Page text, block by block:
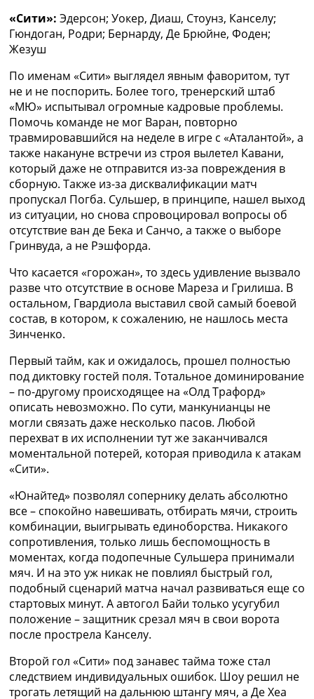
«Сити»: Эдерсон; Уокер, Диаш, Стоунз, Канселу;
Гюндоган, Родри; Бернарду, Де Брюйне, Фоден;
Жезуш
По именам «Сити» выглядел явным фаворитом, тут
не и не поспорить. Более того, тренерский штаб
«МЮ» испытывал огромные кадровые проблемы.
Помочь команде не мог Варан, повторно
травмировавшийся на неделе в игре с «Аталантой», а
также накануне встречи из строя вылетел Кавани,
который даже не отправится из-за повреждения в
сборную. Также из-за дисквалификации матч
пропускал Погба. Сульшер, в принципе, нашел выход
из ситуации, но снова спровоцировал вопросы об
отсутствие ван де Бека и Санчо, а также о выборе
Гринвуда, а не Рэшфорда.
Что касается «горожан», то здесь удивление вызвало
разве что отсутствие в основе Мареза и Грилиша. В
остальном, Гвардиола выставил свой самый боевой
состав, в котором, к сожалению, не нашлось места
Зинченко.
Первый тайм, как и ожидалось, прошел полностью
под диктовку гостей поля. Тотальное доминирование
– по-другому происходящее на «Олд Трафорд»
описать невозможно. По сути, манкунианцы не
могли связать даже несколько пасов. Любой
перехват в их исполнении тут же заканчивался
моментальной потерей, которая приводила к атакам
«Сити».
«Юнайтед» позволял сопернику делать абсолютно
все – спокойно навешивать, отбирать мячи, строить
комбинации, выигрывать единоборства. Никакого
сопротивления, только лишь беспомощность в
моментах, когда подопечные Сульшера принимали
мяч. И на это уж никак не повлиял быстрый гол,
подобный сценарий матча начал развиваться еще со
стартовых минут. А автогол Байи только усугубил
положение – защитник срезал мяч в свои ворота
после прострела Канселу.
Второй гол «Сити» под занавес тайма тоже стал
следствием индивидуальных ошибок. Шоу решил не
трогать летящий на дальнюю штангу мяч, а Де Хеа